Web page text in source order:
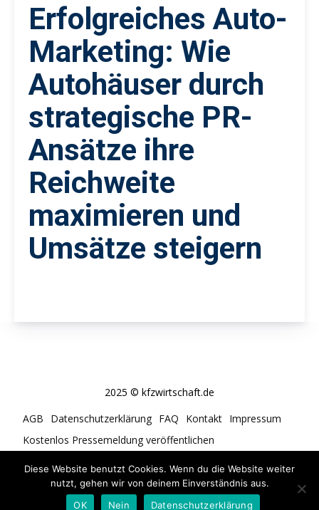
Erfolgreiches Auto-
Marketing: Wie
Autohäuser durch
strategische PR-
Ansätze ihre
Reichweite
maximieren und
Umsätze steigern
2025 © kfzwirtschaft.de
AGB
Datenschutzerklärung FAQ Kontakt Impressum
Kostenlos Pressemeldung veröffentlichen
Diese Website benutzt Cookies. Wenn du die Website weiter
nutzt, gehen wir von deinem Einverständnis aus.
OK
Nein Datenschutzerklärung